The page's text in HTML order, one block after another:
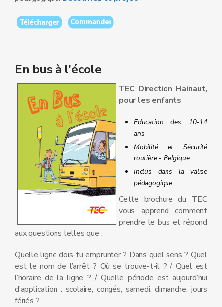
-----------------------------------------------------------
En bus à l'école
TEC Direction Hainaut,
pour les enfants
Education des 10-14
ans
Mobilité et Sécurité
routière - Belgique
Inclus dans la valise
pédagogique
Cette brochure du TEC
vous apprend comment
prendre le bus et répond
aux questions telles que :
Quelle ligne dois-tu emprunter ? Dans quel sens ? Quel
est le nom de l’arrêt ? Où se trouve-t-il ? / Quel est
l’horaire de la ligne ? / Quelle période est aujourd’hui
d’application : scolaire, congés, samedi, dimanche, jours
fériés ?